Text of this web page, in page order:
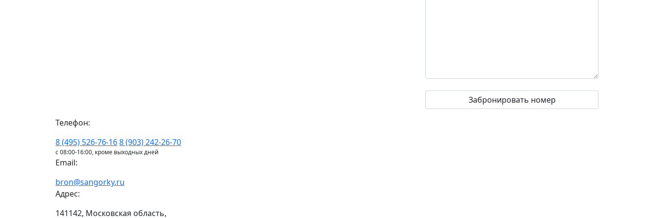
Телефон:
8 (495) 526-76-168 (903) 242-26-70
с 08:00-16:00, кроме выходных дней
Email:
bron@sangorky.ru
Адрес:
141142, Московская область,